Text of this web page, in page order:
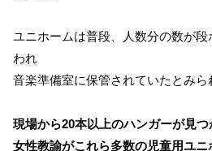
ユニホームは普段、人数分の数が段
われ
音楽準備室に保管されていたとみら
現場から20本以上のハンガーが見
女性教諭がこれら多数の児童用ユ